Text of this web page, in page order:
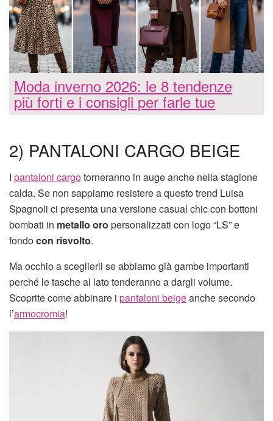
Moda inverno 2026: le 8 tendenze
più forti e i consigli per farle tue
2) PANTALONI CARGO BEIGE
I pantaloni cargotorneranno in auge anche nella stagione
calda. Se non sappiamo resistere a questo trend Luisa
Spagnoli ci presenta una versione casual chic con bottoni
bombati in metallo oro personalizzati con logo “LS” e
fondocon risvolto.
Ma occhio a sceglierli se abbiamo già gambe importanti
perché le tasche al lato tenderanno a dargli volume.
Scoprite come abbinare i pantaloni beigeanche secondo
l’armocromia!